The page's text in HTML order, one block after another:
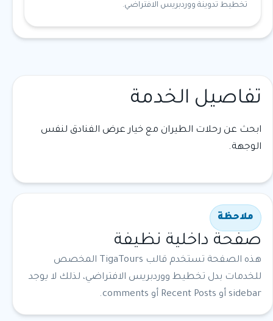
تخطيط تدوينة ووردبريس الافتراضي.
تفاصيل الخدمة
ابحث عن رحلات الطيران مع خيار عرض الفنادق لنفس
الوجهة.
ملاحظة
صفحة داخلية نظيفة
هذه الصفحة تستخدم قالب TigaTours المخصص
للخدمات بدل تخطيط ووردبريس الافتراضي، لذلك لا يوجد
sidebar أو Recent Posts أو comments.